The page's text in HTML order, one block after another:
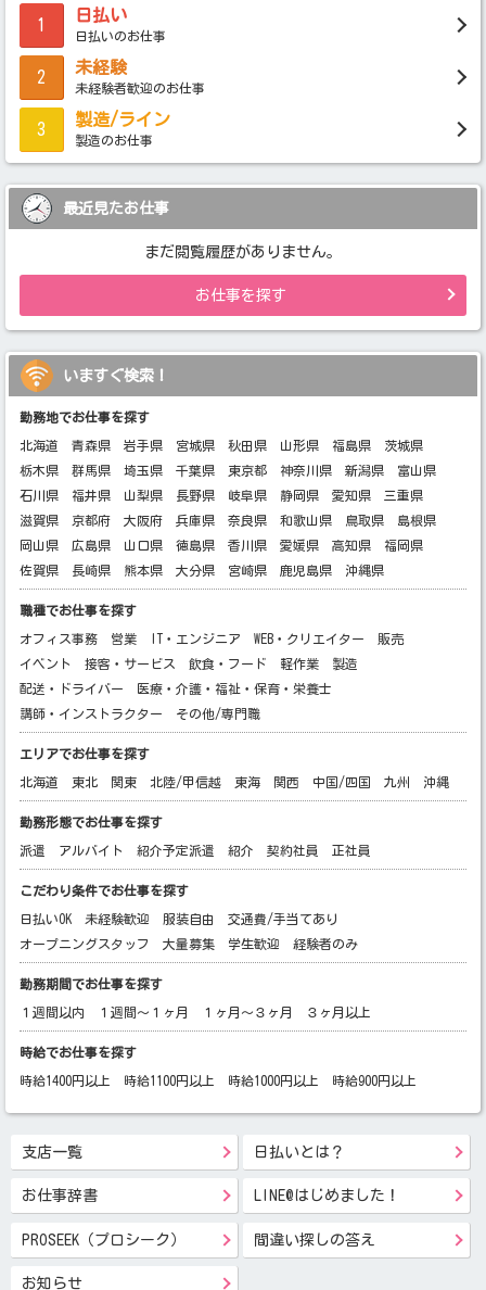
1
日払い
日払いのお仕事
2
未経験
未経験者歓迎のお仕事
3
製造/ライン
製造のお仕事
最近見たお仕事
まだ閲覧履歴がありません。
お仕事を探す
いますぐ検索！
勤務地でお仕事を探す
北海道 青森県 岩手県 宮城県 秋田県 山形県 福島県
茨城県
栃木県
群馬県 埼玉県 千葉県 東京都 神奈川県 新潟県
富山県
石川県
福井県 山梨県 長野県 岐阜県 静岡県 愛知県
三重県
滋賀県
京都府 大阪府 兵庫県 奈良県 和歌山県 鳥取県
島根県
岡山県
広島県 山口県 徳島県 香川県 愛媛県 高知県
福岡県
佐賀県
長崎県 熊本県 大分県 宮崎県 鹿児島県 沖縄県
職種でお仕事を探す
オフィス事務 営業 IT・エンジニア WEB・クリエイター
販売
イベント
接客・サービス 飲食・フード 軽作業
製造
配送・ドライバー
医療・介護・福祉・保育・栄養士
講師・インストラクター
その他/専門職
エリアでお仕事を探す
北海道 東北 関東 北陸/甲信越 東海 関西 中国/四国 九州 沖縄
勤務形態でお仕事を探す
派遣 アルバイト 紹介予定派遣 紹介 契約社員 正社員
こだわり条件でお仕事を探す
日払いOK 未経験歓迎 服装自由
交通費/手当てあり
オープニングスタッフ
大量募集 学生歓迎 経験者のみ
勤務期間でお仕事を探す
１週間以内 １週間～１ヶ月 １ヶ月～３ヶ月 ３ヶ月以上
時給でお仕事を探す
時給1400円以上 時給1100円以上 時給1000円以上 時給900円以上
支店一覧 日払いとは？
お仕事辞書 LINE@はじめました！
PROSEEK（プロシーク） 間違い探しの答え
お知らせ